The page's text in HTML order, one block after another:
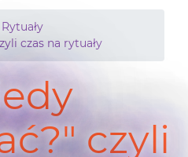
Rytuały
czas na rytuały
czyli